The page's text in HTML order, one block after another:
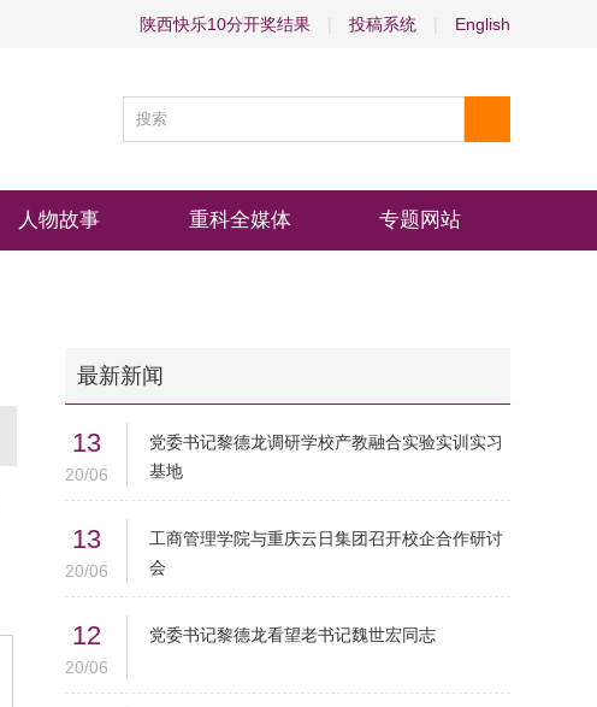
陕西快乐10分开奖结果 投稿系统 English
人物故事 重科全媒体 专题网站
最新新闻
13
20/06
党委书记黎德龙调研学校产教融合实验实训实习
基地
13
20/06
工商管理学院与重庆云日集团召开校企合作研讨
会
12
20/06
党委书记黎德龙看望老书记魏世宏同志